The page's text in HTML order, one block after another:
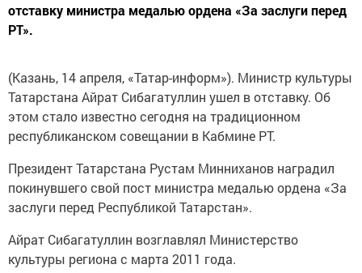
отставку министра медалью ордена «За заслуги перед
РТ».
(Казань, 14 апреля, «Татар-информ»). Министр культуры
Татарстана Айрат Сибагатуллин ушел в отставку. Об
этом стало известно сегодня на традиционном
республиканском совещании в Кабмине РТ.
Президент Татарстана Рустам Минниханов наградил
покинувшего свой пост министра медалью ордена «За
заслуги перед Республикой Татарстан».
Айрат Сибагатуллин возглавлял Министерство
культуры региона с марта 2011 года.